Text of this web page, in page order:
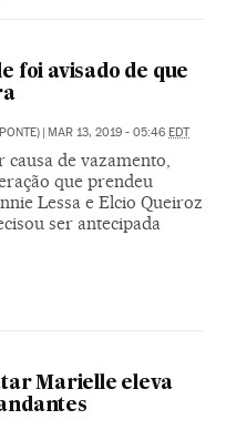
foi avisado de que
| MAR 13, 2019 - 05:46 EDT
causa de vazamento,
que prendeu
Lessa e Elcio Queiroz
ser antecipada
Marielle eleva